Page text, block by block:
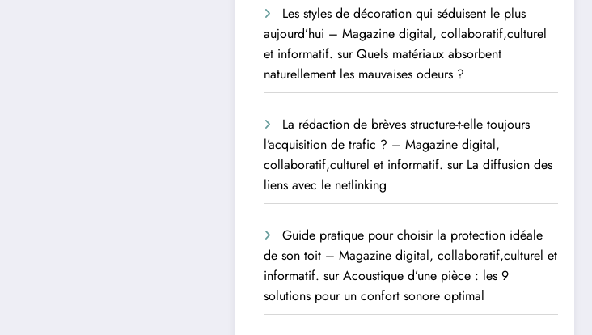
Les styles de décoration qui séduisent le plus
aujourd’hui – Magazine digital, collaboratif,culturel
et informatif. surQuels matériaux absorbent
naturellement les mauvaises odeurs ?
La rédaction de brèves structure-t-elle toujours
l’acquisition de trafic ? – Magazine digital,
collaboratif,culturel et informatif. sur La diffusion des
liens avec le netlinking
Guide pratique pour choisir la protection idéale
de son toit – Magazine digital, collaboratif,culturel et
informatif. surAcoustique d’une pièce : les 9
solutions pour un confort sonore optimal